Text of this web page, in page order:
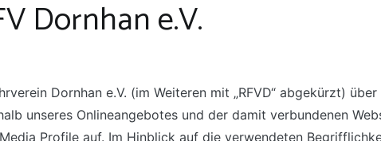
Dornhan e.V.
Dornhan e.V. (im Weiteren mit „RFVD“ abgekürzt)
unseres Onlineangebotes und der damit verbundenen
Profile auf. Im Hinblick auf die verwendeten